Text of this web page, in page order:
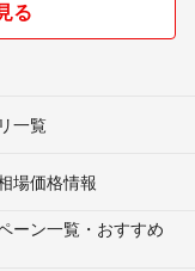
る
一覧
場価格情報
ーン一覧・おすすめ